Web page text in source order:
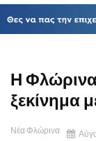
Η Φλώρινα
ξεκίνημα
Νέα Φλώρινα